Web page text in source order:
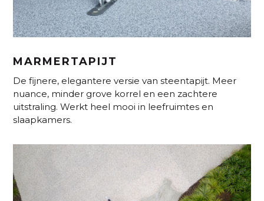
MARMERTAPIJT
De fijnere, elegantere versie van steentapijt. Meer
nuance, minder grove korrel en een zachtere
uitstraling. Werkt heel mooi in leefruimtes en
slaapkamers.